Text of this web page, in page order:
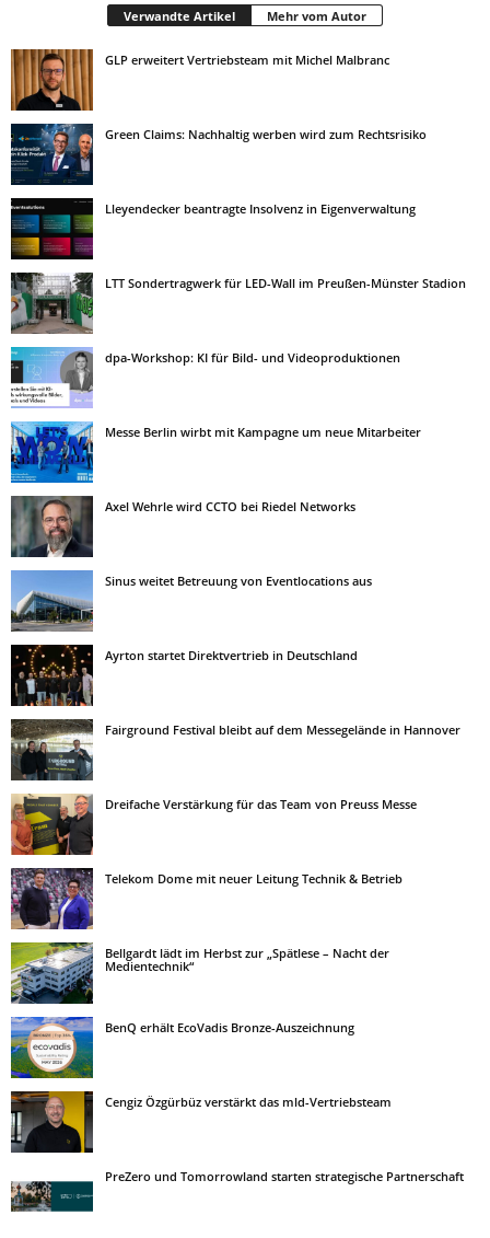
Verwandte Artikel Mehr vom Autor
GLP erweitert Vertriebsteam mit Michel Malbranc
Green Claims: Nachhaltig werben wird zum Rechtsrisiko
Lleyendecker beantragte Insolvenz in Eigenverwaltung
LTT Sondertragwerk für LED-Wall im Preußen-Münster Stadion
dpa-Workshop: KI für Bild- und Videoproduktionen
Messe Berlin wirbt mit Kampagne um neue Mitarbeiter
Axel Wehrle wird CCTO bei Riedel Networks
Sinus weitet Betreuung von Eventlocations aus
Ayrton startet Direktvertrieb in Deutschland
Fairground Festival bleibt auf dem Messegelände in Hannover
Dreifache Verstärkung für das Team von Preuss Messe
Telekom Dome mit neuer Leitung Technik & Betrieb
Bellgardt lädt im Herbst zur „Spätlese – Nacht der
Medientechnik“
BenQ erhält EcoVadis Bronze-Auszeichnung
Cengiz Özgürbüz verstärkt das mld-Vertriebsteam
PreZero und Tomorrowland starten strategische Partnerschaft